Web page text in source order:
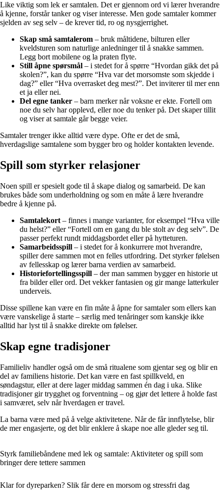
Like viktig som lek er samtalen. Det er gjennom ord vi lærer hverandre
å kjenne, forstår tanker og viser interesse. Men gode samtaler kommer
sjelden av seg selv – de krever tid, ro og nysgjerrighet.
Skap små samtalerom – bruk måltidene, bilturen eller
kveldsturen som naturlige anledninger til å snakke sammen.
Legg bort mobilene og la praten flyte.
Still åpne spørsmål – i stedet for å spørre “Hvordan gikk det på
skolen?”, kan du spørre “Hva var det morsomste som skjedde i
dag?” eller “Hva overrasket deg mest?”. Det inviterer til mer enn
et ja eller nei.
Del egne tanker – barn merker når voksne er ekte. Fortell om
noe du selv har opplevd, eller noe du tenker på. Det skaper tillit
og viser at samtale går begge veier.
Samtaler trenger ikke alltid være dype. Ofte er det de små,
hverdagslige samtalene som bygger bro og holder kontakten levende.
Spill som styrker relasjoner
Noen spill er spesielt gode til å skape dialog og samarbeid. De kan
brukes både som underholdning og som en måte å lære hverandre
bedre å kjenne på.
Samtalekort – finnes i mange varianter, for eksempel “Hva ville
du helst?” eller “Fortell om en gang du ble stolt av deg selv”. De
passer perfekt rundt middagsbordet eller på hytteturen.
Samarbeidsspill – i stedet for å konkurrere mot hverandre,
spiller dere sammen mot en felles utfordring. Det styrker følelsen
av fellesskap og lærer barna verdien av samarbeid.
Historiefortellingsspill – der man sammen bygger en historie ut
fra bilder eller ord. Det vekker fantasien og gir mange latterkuler
underveis.
Disse spillene kan være en fin måte å åpne for samtaler som ellers kan
være vanskelige å starte – særlig med tenåringer som kanskje ikke
alltid har lyst til å snakke direkte om følelser.
Skap egne tradisjoner
Familieliv handler også om de små ritualene som gjentar seg og blir en
del av familiens historie. Det kan være en fast spillkveld, en
søndagstur, eller at dere lager middag sammen én dag i uka. Slike
tradisjoner gir trygghet og forventning – og gjør det lettere å holde fast
i samværet, selv når hverdagen er travel.
La barna være med på å velge aktivitetene. Når de får innflytelse, blir
de mer engasjerte, og det blir enklere å skape noe alle gleder seg til.
Styrk familiebåndene med lek og samtale: Aktiviteter og spill som
bringer dere tettere sammen
Klar for dyreparken? Slik får dere en morsom og stressfri dag